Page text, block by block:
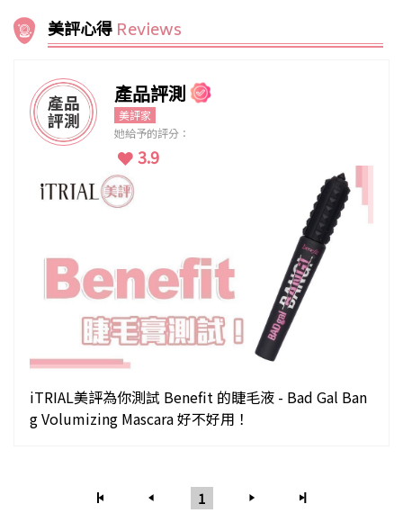
美評心得 Reviews
產品評測
美評家
她給予的評分：
3.9
iTRIAL美評為你測試 Benefit 的睫毛液 - Bad Gal Ban
g Volumizing Mascara 好不好用！
1